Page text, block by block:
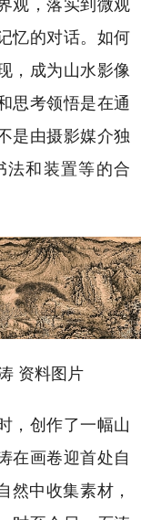
观，落实到微观
忆的对话。如何
，成为山水影像
思考领悟是在通
是由摄影媒介独
法和装置等的合
资料图片
，创作了一幅山
在画卷迎首处自
然中收集素材，